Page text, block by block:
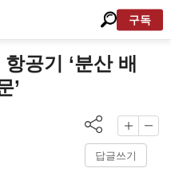
구독
공기 ‘분산 배
’
답글쓰기